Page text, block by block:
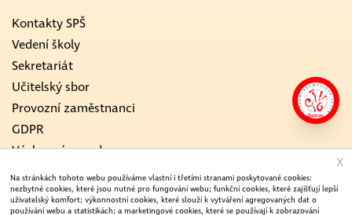
Kontakty SPŠ
Vedení školy
Sekretariát
Učitelský sbor
Provozní zaměstnanci
GDPR
Výchovný poradce
Školní metodik prevence
ICT koordinátor
X
Na stránkách tohoto webu používáme vlastní i třetími stranami poskytované cookies:
nezbytné cookies, které jsou nutné pro fungování webu; funkční cookies, které zajišťují lepší
uživatelský komfort; výkonnostní cookies, které slouží k vytváření agregovaných dat o
používání webu a statistikách; a marketingové cookies, které se používají k zobrazování